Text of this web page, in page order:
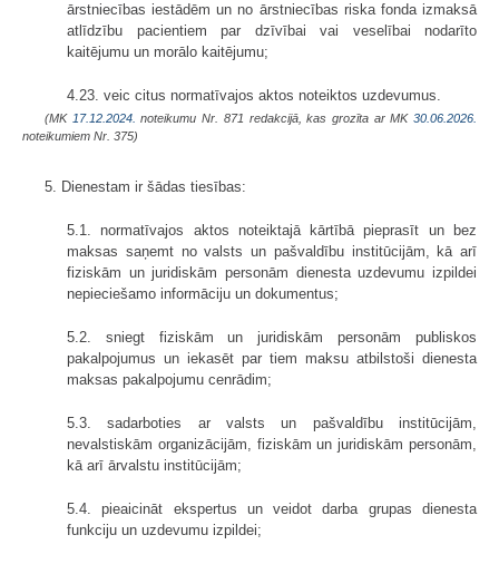
ārstniecības iestādēm un no ārstniecības riska fonda izmaksā
atlīdzību pacientiem par dzīvībai vai veselībai nodarīto
kaitējumu un morālo kaitējumu;
4.23. veic citus normatīvajos aktos noteiktos uzdevumus.
(MK 17.12.2024. noteikumu Nr. 871 redakcijā, kas grozīta ar MK30.06.2026.
noteikumiem Nr. 375)
5. Dienestam ir šādas tiesības:
5.1. normatīvajos aktos noteiktajā kārtībā pieprasīt un bez
maksas saņemt no valsts un pašvaldību institūcijām, kā arī
fiziskām un juridiskām personām dienesta uzdevumu izpildei
nepieciešamo informāciju un dokumentus;
5.2. sniegt fiziskām un juridiskām personām publiskos
pakalpojumus un iekasēt par tiem maksu atbilstoši dienesta
maksas pakalpojumu cenrādim;
5.3. sadarboties ar valsts un pašvaldību institūcijām,
nevalstiskām organizācijām, fiziskām un juridiskām personām,
kā arī ārvalstu institūcijām;
5.4. pieaicināt ekspertus un veidot darba grupas dienesta
funkciju un uzdevumu izpildei;